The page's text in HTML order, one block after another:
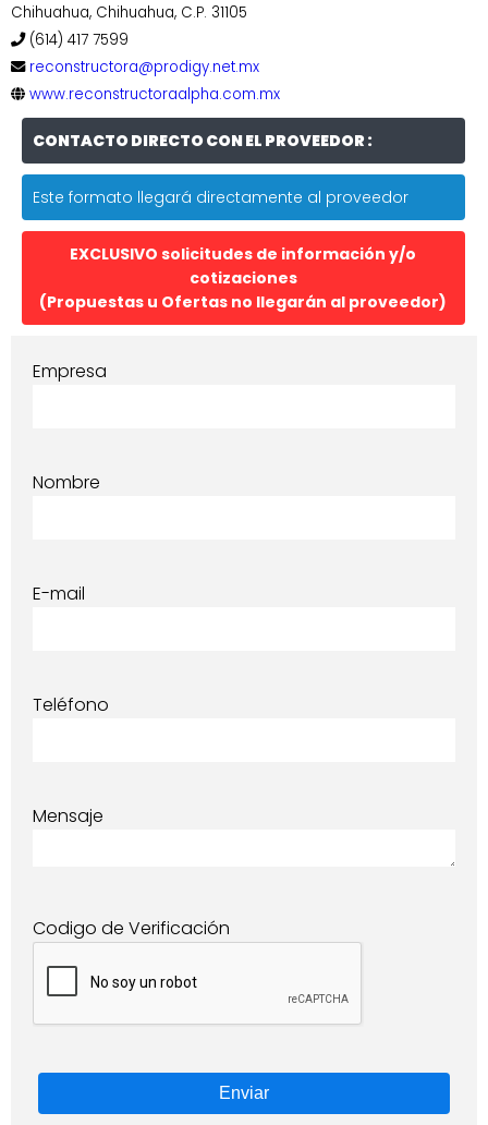
Chihuahua, Chihuahua, C.P. 31105
(614) 417 7599
reconstructora@prodigy.net.mx
www.reconstructoraalpha.com.mx
CONTACTO DIRECTO CON EL PROVEEDOR :
Este formato llegará directamente al proveedor
EXCLUSIVO solicitudes de información y/o
cotizaciones
(Propuestas u Ofertas no llegarán al proveedor)
Empresa
Nombre
E-mail
Teléfono
Mensaje
Codigo de Verificación
Enviar